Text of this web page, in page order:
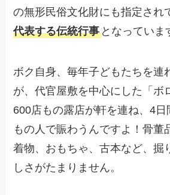
の無形民俗文化財にも指定され
代表する伝統行事 となっていま
ボク自身、毎年子どもたちを連
が、代官屋敷を中心にした「ボ
600店もの露店が軒を連ね、4日
もの人で賑わうんですよ！骨董
着物、おもちゃ、古本など、掘
しさがたまりません。